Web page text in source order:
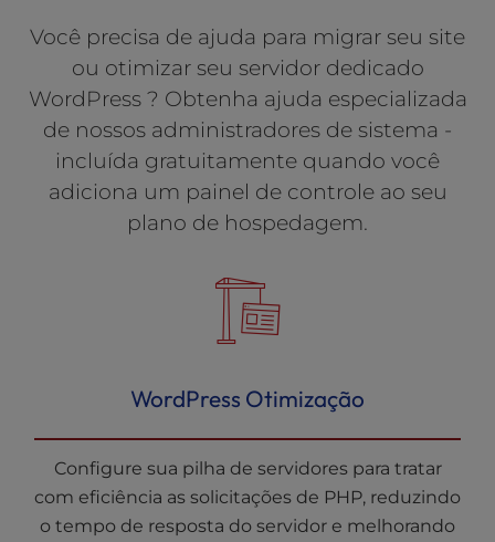
Você precisa de ajuda para migrar seu site
ou otimizar seu servidor dedicado
WordPress ? Obtenha ajuda especializada
de nossos administradores de sistema -
incluída gratuitamente quando você
adiciona um painel de controle ao seu
plano de hospedagem.
WordPress Otimização
Configure sua pilha de servidores para tratar
com eficiência as solicitações de PHP, reduzindo
o tempo de resposta do servidor e melhorando